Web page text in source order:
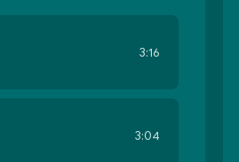
3:16
3:04